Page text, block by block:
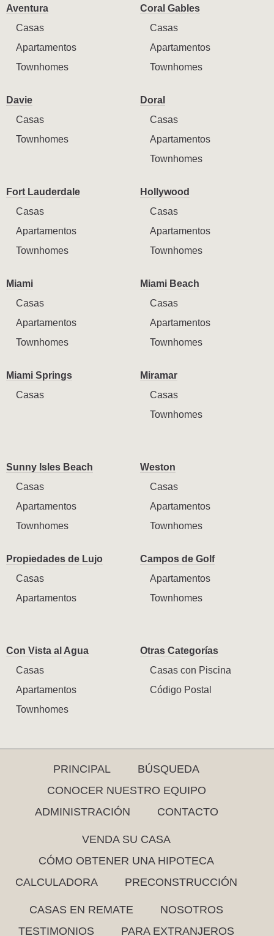
Aventura
Casas
Apartamentos
Townhomes
Coral Gables
Casas
Apartamentos
Townhomes
Davie
Casas
Townhomes
Doral
Casas
Apartamentos
Townhomes
Fort Lauderdale
Casas
Apartamentos
Townhomes
Hollywood
Casas
Apartamentos
Townhomes
Miami
Casas
Apartamentos
Townhomes
Miami Beach
Casas
Apartamentos
Townhomes
Miami Springs
Casas
Miramar
Casas
Townhomes
Sunny Isles Beach
Casas
Apartamentos
Townhomes
Weston
Casas
Apartamentos
Townhomes
Propiedades de Lujo
Casas
Apartamentos
Campos de Golf
Apartamentos
Townhomes
Con Vista al Agua
Casas
Apartamentos
Townhomes
Otras Categorías
Casas con Piscina
Código Postal
PRINCIPAL
BÚSQUEDA
CONOCER NUESTRO EQUIPO
ADMINISTRACIÓN
CONTACTO
VENDA SU CASA
CÓMO OBTENER UNA HIPOTECA
CALCULADORA
PRECONSTRUCCIÓN
CASAS EN REMATE
NOSOTROS
TESTIMONIOS
PARA EXTRANJEROS